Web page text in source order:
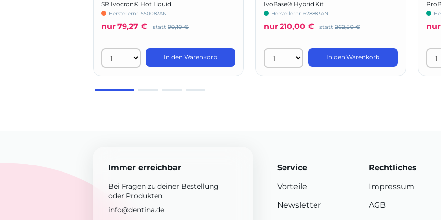
SR Ivocron® Hot Liquid
Herstellernr: 550082AN
nur79,27 € statt 99,10 €
In den Warenkorb
IvoBase® Hybrid Kit
Herstellernr: 628883AN
nur210,00 € statt 262,50 €
In den Warenkorb
nur
Immer erreichbar
Bei Fragen zu deiner Bestellung
oder Produkten:
info@dentina.de
Service
Vorteile
Newsletter
Rechtliches
Impressum
AGB